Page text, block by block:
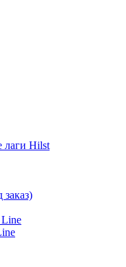
лаги Hilst